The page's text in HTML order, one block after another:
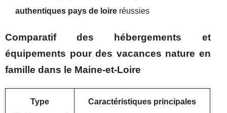
authentiques pays de loire réussies
Comparatif des hébergements et
équipements pour des vacances nature en
famille dans le Maine-et-Loire
Type
Caractéristiques principales